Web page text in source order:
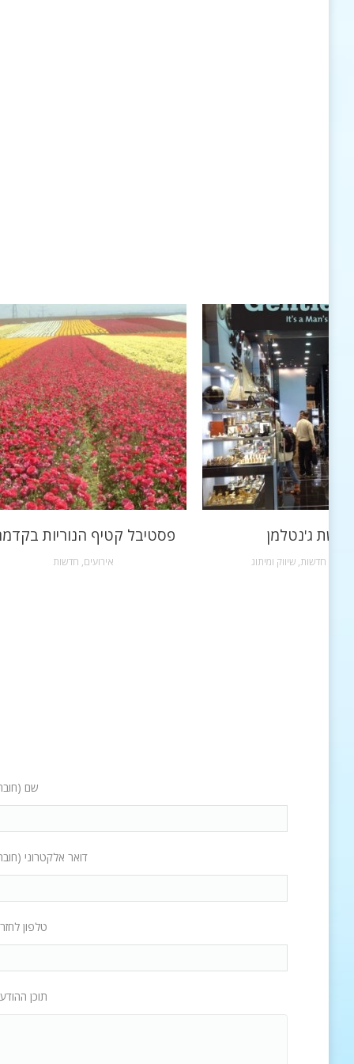
פסטיבל קטיף הנוריות
אירועים, חדשות
רשת ג'נטלמן
חדשות, שיווק ומיתוג
שם
דואר אלקטרוני
טלפון
תוכן